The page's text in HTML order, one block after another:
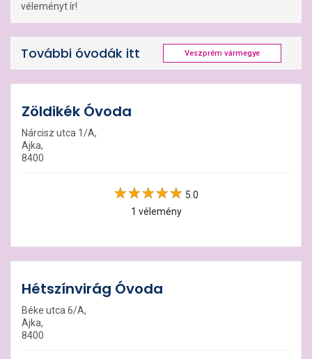
véleményt ír!
További óvodák itt Veszprém vármegye
Zöldikék Óvoda
Nárcisz utca 1/A,
Ajka,
8400
5.0
1 vélemény
Hétszínvirág Óvoda
Béke utca 6/A,
Ajka,
8400